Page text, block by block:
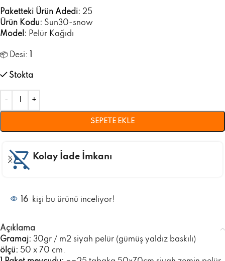
Paketteki Ürün Adedi: 25
Ürün Kodu: Sun30-snow
Model: Pelür Kağıdı
📦 Desi: 1
Stokta
SEPETE EKLE
Kolay İade İmkanı
16 kişi bu ürünü inceliyor!
Açıklama
Gramaj: 30gr / m2 siyah pelür (gümüş yaldız baskılı)
ölçü: 50 x 70 cm.